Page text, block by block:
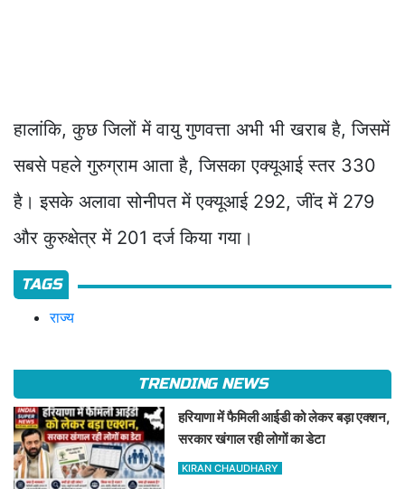
हालांकि, कुछ जिलों में वायु गुणवत्ता अभी भी खराब है, जिसमें
सबसे पहले गुरुग्राम आता है, जिसका एक्यूआई स्तर 330
है। इसके अलावा सोनीपत में एक्यूआई 292, जींद में 279
और कुरुक्षेत्र में 201 दर्ज किया गया।
TAGS
राज्य
TRENDING NEWS
हरियाणा में फैमिली आईडी को लेकर बड़ा एक्शन,
सरकार खंगाल रही लोगों का डेटा
KIRAN CHAUDHARY